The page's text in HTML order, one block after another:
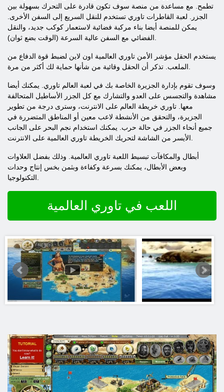
تطمح. مع مساعدة من منصة سوف تكون قادرة على التحرك بسهولة بين
الجزر. لعبة القاطرات تاوري تستخدم للنقل السريع إلى السفن الأخرى.
يمكن للمنصة أيضا بناء مركبة فضائية لاستعمار كوكب جديد، والنقل
يستخدم الحقل مؤشر الأمن تاوري العالمية اون لاين لضبط قوة الدفاع من
وسوف تقوم بإدارة الجزيرة الخاصة بك في لعبة العالم تاوري. يمكنك أيضا
مشاهدة والتجسس على العدو والتشارك مع كل الجزر الأساطيل المتحالفة
معها. تاوري خريطة العالم على الانترنت، وسترى درجة من تطوير
الجزيرة، والتحقق من الأنشطة لاعب معين أو المناطق المتضررة في
جميع أنحاء الجزر في حالة حرب. يمكنك استخدام نجم البحر على الجانب
أبطال والمكافآت تبسيط اللعبة تاوري العالمية. وذلك بفضل العلاوات
وبعض الأبطال، يمكنك بسرعة وكفاءة وبثمن بخس إنتاج وحدات
اللعب في تاوري العالمية